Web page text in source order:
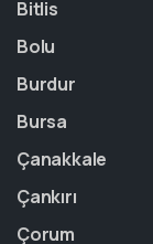
Bitlis
Bolu
Burdur
Bursa
Çanakkale
Çankırı
Çorum